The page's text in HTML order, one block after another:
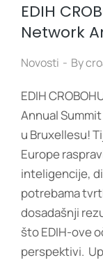
EDIH
Network
Novosti By
EDIH
Annual
u Bruxellesu!
Europe
inteligencije,
potrebama
dosadašnji
što EDIH-ove
perspektivi.